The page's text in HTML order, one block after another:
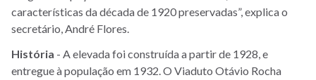
características da década de 1920 preservadas”, explica o
secretário, André Flores.
História - A elevada foi construída a partir de 1928, e
entregue à população em 1932. O Viaduto Otávio Rocha